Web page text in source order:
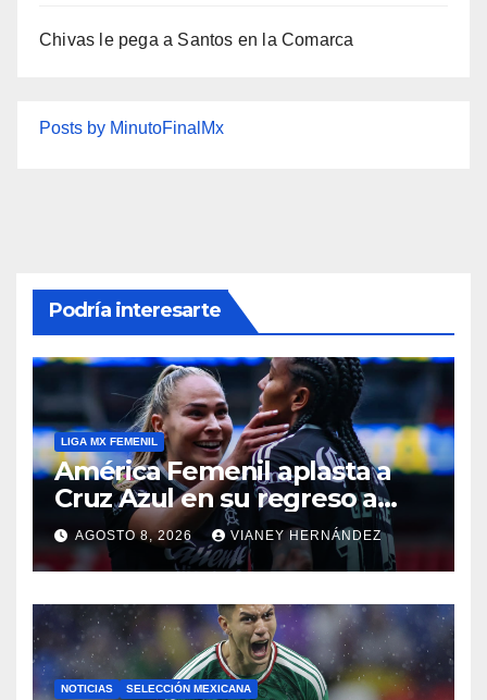
Chivas le pega a Santos en la Comarca
Posts by MinutoFinalMx
Podría interesarte
LIGA MX FEMENIL
América Femenil aplasta a
Cruz Azul en su regreso a
casa
AGOSTO 8, 2026 VIANEY HERNÁNDEZ
NOTICIAS SELECCIÓN MEXICANA